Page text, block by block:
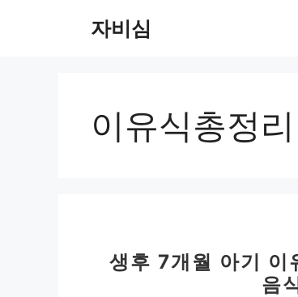
자비심
이유식총정리
생후 7개월 아기
음